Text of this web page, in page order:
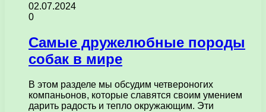
02.07.2024
0
Самые дружелюбные породы
собак в мире
В этом разделе мы обсудим четвероногих
компаньонов, которые славятся своим умением
дарить радость и тепло окружающим. Эти